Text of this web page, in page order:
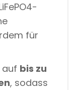
für
auf bis zu
, sodass